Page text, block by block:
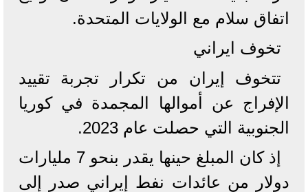
اتفاق سلام مع الولايات المتحدة.
تخوف ايراني
تتخوف إيران من تكرار تجربة تقييد
الإفراج عن أموالها المجمدة في كوريا
الجنوبية التي حصلت عام 2023.
إذ كان المبلغ حينها يقدر بنحو 7 مليارات
دولار من عائدات نفط إيراني صدر إلى